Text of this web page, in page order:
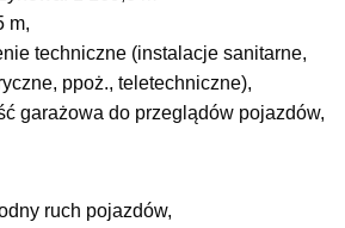
m,
techniczne (instalacje sanitarne,
ppoż., teletechniczne),
garażowa do przeglądów pojazdów,
ruch pojazdów,